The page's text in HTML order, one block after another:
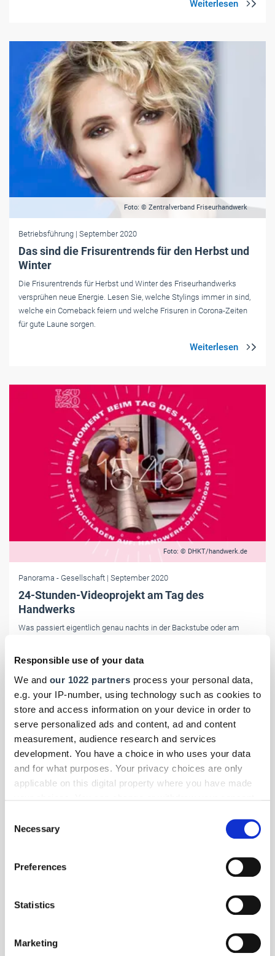
Responsible use of your data
We and our 1022 partners process your personal data,
e.g. your IP-number, using technology such as cookies to
store and access information on your device in order to
serve personalized ads and content, ad and content
measurement, audience research and services
development. You have a choice in who uses your data
and for what purposes. Your privacy choices are only
applicable on this digital property where you have made
the Privacy trigger icon.
Collect information about your geographical location
Identify your device by actively scanning it for
Find out more about how your personal data is processed
and set your preferences in the
Selection
Necessary
Preferences
Statistics
Marketing
Foto: © Zentralverband Friseurhandwerk
Betriebsführung | September 2020
Das sind die Frisurentrends für den Herbst und
Winter
Die Frisurentrends für Herbst und Winter des Friseurhandwerks
versprühen neue Energie. Lesen Sie, welche Stylings immer in sind,
welche ein Comeback feiern und welche Frisuren in Corona-Zeiten
für gute Laune sorgen.
Foto: © DHKT/handwerk.de
Panorama - Gesellschaft | September 2020
24-Stunden-Videoprojekt am Tag des
Handwerks
Was passiert eigentlich genau nachts in der Backstube oder am
Panorama
Handwerk